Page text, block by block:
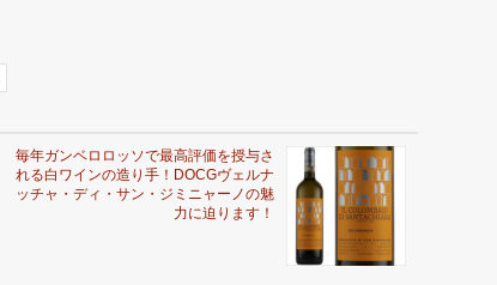
毎年ガンベロロッソで最高評価を授与さ
れる白ワインの造り手！DOCGヴェルナ
ッチャ・ディ・サン・ジミニャーノの魅
力に迫ります！